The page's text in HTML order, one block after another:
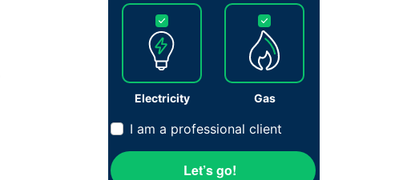
Electricity Gas
I am a professional client
Let’s go!